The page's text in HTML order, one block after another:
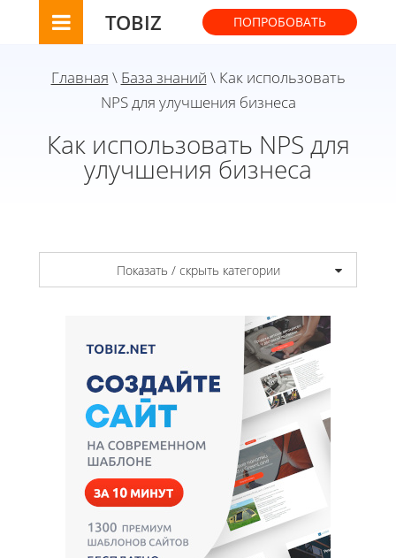
TOBIZ ПОПРОБОВАТЬ
Главная \ База знаний \ Как использовать
NPS для улучшения бизнеса
Как использовать NPS для
улучшения бизнеса
Показать / скрыть категории